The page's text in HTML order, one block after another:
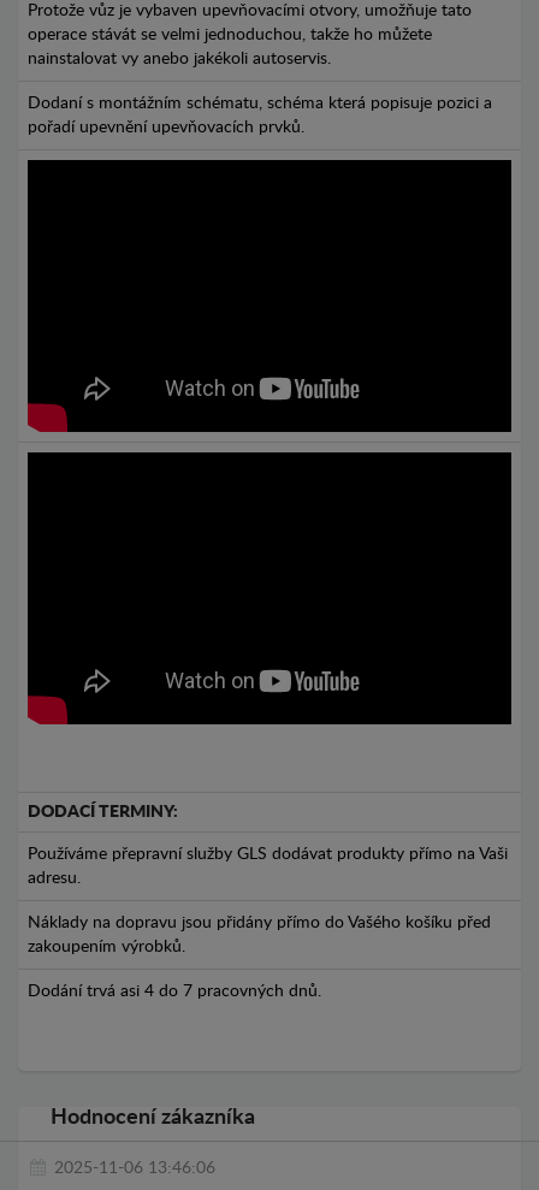
Protože vůz je vybaven upevňovacími otvory, umožňuje tato
operace stávát se velmi jednoduchou, takže ho můžete
nainstalovat vy anebo jakékoli autoservis.
Dodaní s montážním schématu, schéma která popisuje pozici a
pořadí upevnění upevňovacích prvků.
DODACÍ TERMINY:
Používáme přepravní služby GLS dodávat produkty přímo na Vaši
adresu.
Náklady na dopravu jsou přidány přímo do Vašého košíku před
zakoupením výrobků.
Dodání trvá asi 4 do 7 pracovných dnů.
Hodnocení zákazníka
2025-11-06 13:46:06